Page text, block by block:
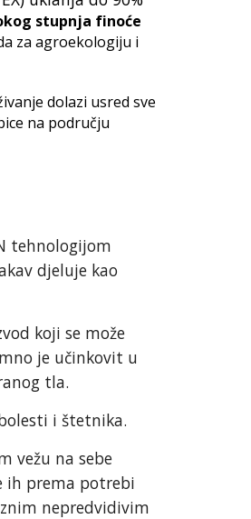
stupnja finoće
za agroekologiju i
dolazi usred sve
na području
tehnologijom
djeluje kao
koji se može
je učinkovit u
tla.
i štetnika.
vežu na sebe
ih prema potrebi
nepredvidivim